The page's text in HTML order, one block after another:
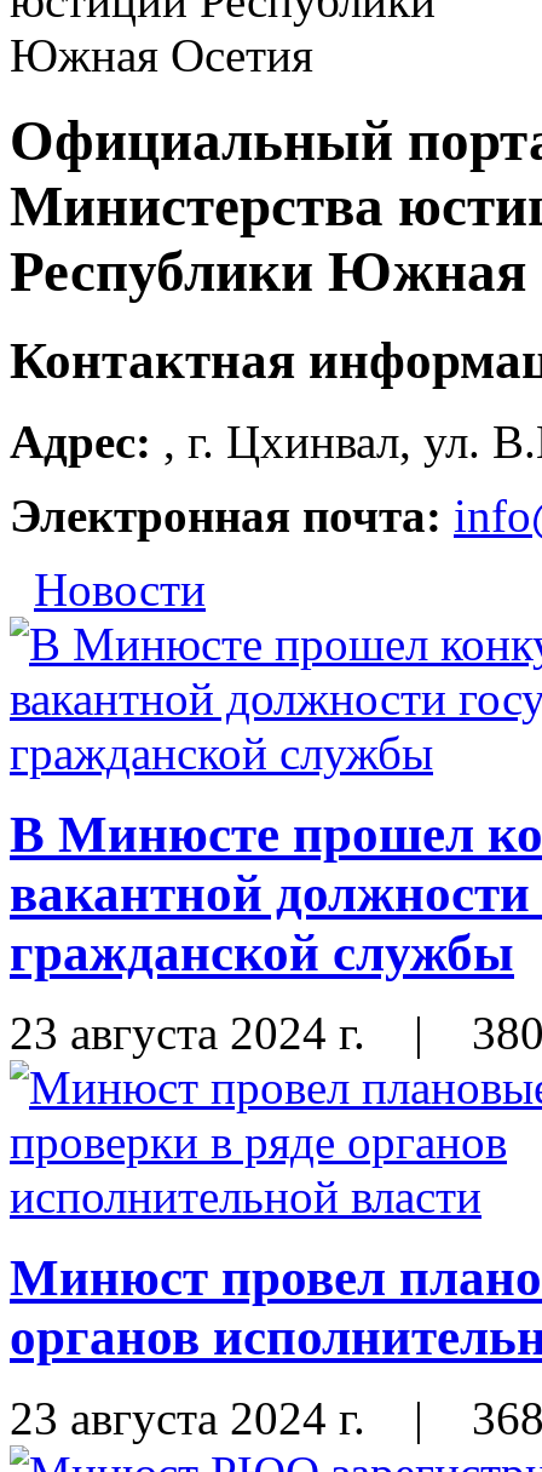
Официальный
Министерства
Республики Южная
Контактная
Адрес: , г. Цхинвал, ул.
Электронная почта:
Новости
В Минюсте прошел
вакантной должности
гражданской службы
23 августа 2024 г. |
Минюст провел
органов
23 августа 2024 г. |